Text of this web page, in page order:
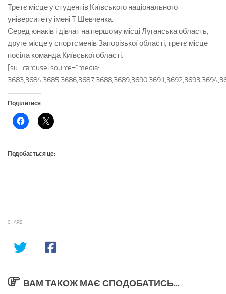
Третє місце у студентів Київського національного
університету імені Т.Шевченка.
Серед юнаків і дівчат на першому місці Луганська область,
друге місце у спортсменів Запорізької області, третє місце
посіла команда Київської області.
[su_carousel source=”media:
Поділитися
Подобається це:
SHARE
ВАМ ТАКОЖ МАЄ СПОДОБАТИСЬ...